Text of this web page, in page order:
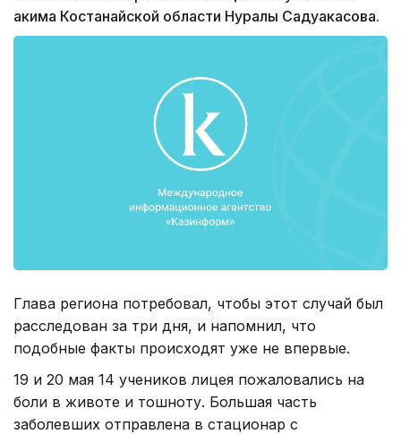
акима Костанайской области Нуралы Садуакасова.
Глава региона потребовал, чтобы этот случай был
расследован за три дня, и напомнил, что
подобные факты происходят уже не впервые.
19 и 20 мая 14 учеников лицея пожаловались на
боли в животе и тошноту. Большая часть
заболевших отправлена в стационар с